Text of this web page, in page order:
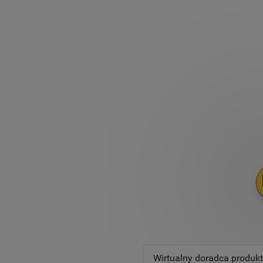
Wirtualny doradca